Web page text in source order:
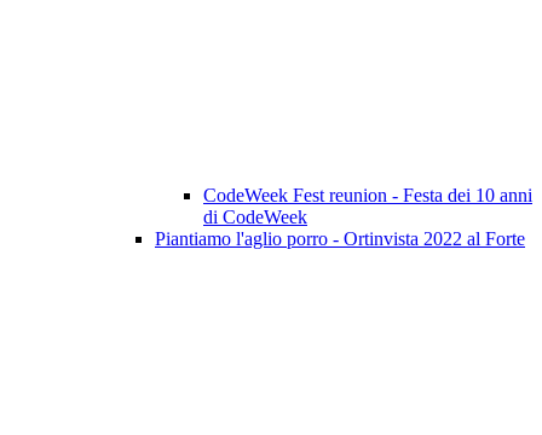
CodeWeek Fest reunion - Festa dei 10 anni
di CodeWeek
Piantiamo l'aglio porro - Ortinvista 2022 al Forte